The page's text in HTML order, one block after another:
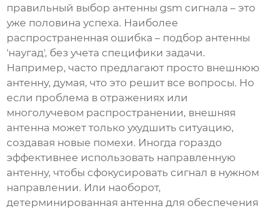
правильный выбор антенны gsm сигнала – это
уже половина успеха. Наиболее
распространенная ошибка – подбор антенны
'наугад', без учета специфики задачи.
Например, часто предлагают просто внешнюю
антенну, думая, что это решит все вопросы. Но
если проблема в отражениях или
многолучевом распространении, внешняя
антенна может только ухудшить ситуацию,
создавая новые помехи. Иногда гораздо
эффективнее использовать направленную
антенну, чтобы сфокусировать сигнал в нужном
направлении. Или наоборот,
детерминированная антенна для обеспечения